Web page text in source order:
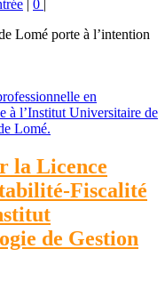
| 0 |
Lomé porte à l’intention
la Licence
Fiscalité
de Gestion